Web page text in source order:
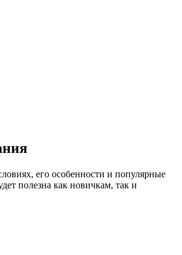
его особенности и популярные
полезна как новичкам, так и